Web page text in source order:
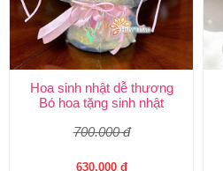
Hoa sinh nhật dễ thương
Bó hoa tặng sinh nhật
700.000 đ
630.000 đ